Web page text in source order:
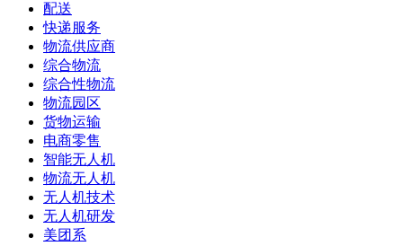
配送
快递服务
物流供应商
综合物流
综合性物流
物流园区
货物运输
电商零售
智能无人机
物流无人机
无人机技术
无人机研发
美团系